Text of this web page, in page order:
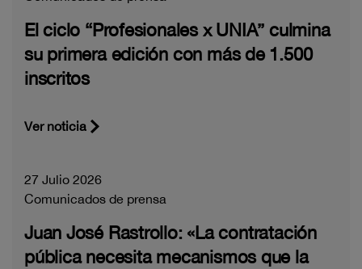
El ciclo “Profesionales x UNIA” culmina
su primera edición con más de 1.500
inscritos
Ver noticia
27 Julio 2026
Comunicados de prensa
Juan José Rastrollo: «La contratación
pública necesita mecanismos que la